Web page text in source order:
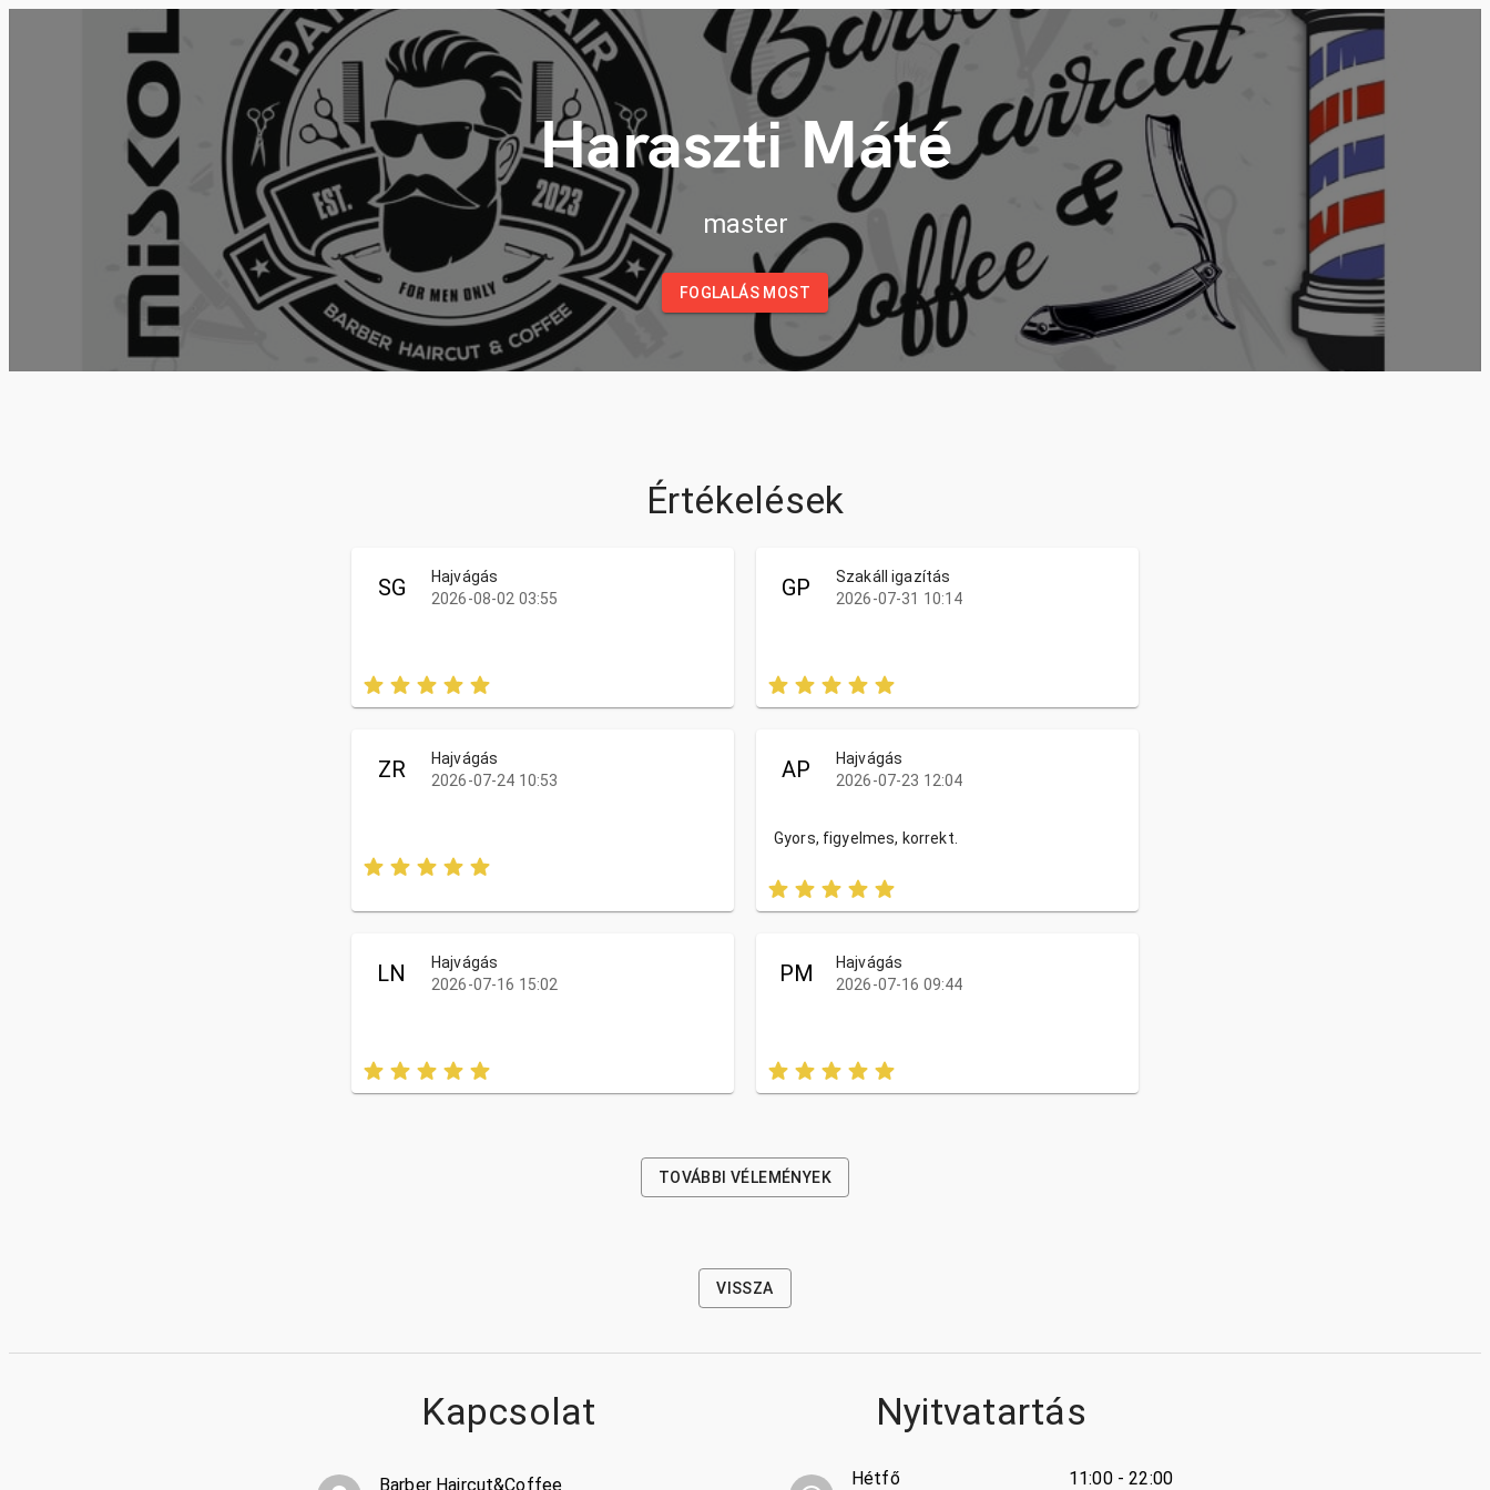
Haraszti Máté
master
FOGLALÁS MOST
Értékelések
SG
Hajvágás
2026-08-02 03:55
GP
Szakáll igazítás
2026-07-31 10:14
ZR
Hajvágás
2026-07-24 10:53
AP
Hajvágás
2026-07-23 12:04
Gyors, figyelmes, korrekt.
LN
Hajvágás
2026-07-16 15:02
PM
Hajvágás
2026-07-16 09:44
TOVÁBBI VÉLEMÉNYEK
VISSZA
Kapcsolat
Barber Haircut&Coffee
Nyitvatartás
Hétfő 11:00 - 22:00